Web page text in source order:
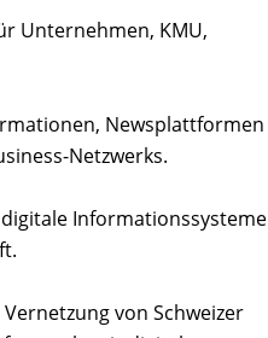
Unternehmen, KMU,
Newsplattformen
Netzwerks.
Informationssysteme
von Schweizer